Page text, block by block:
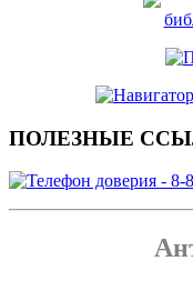
ПОЛЕЗНЫЕ